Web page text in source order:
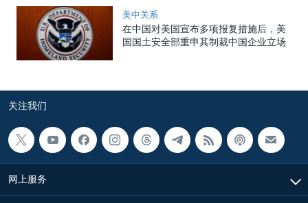
美中关系
在中国对美国宣布多项报复措施后，美
国国土安全部重申其制裁中国企业立场
关注我们
网上服务